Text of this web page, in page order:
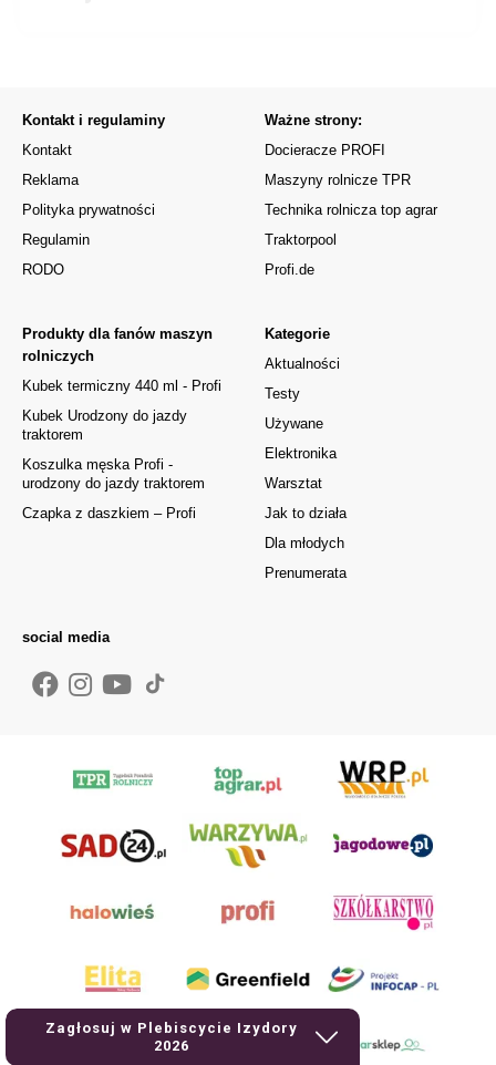
Zagłosuj w Plebiscycie Izydory
2026
Kontakt i regulaminy
Kontakt
Reklama
Polityka prywatności
Regulamin
RODO
Kategorie
Aktualności
Testy
Używane
Elektronika
Warsztat
Jak to działa
Dla młodych
Prenumerata
Produkty dla fanów maszyn
rolniczych
Kubek termiczny 440 ml - Profi
Kubek Urodzony do jazdy
traktorem
Koszulka męska Profi -
urodzony do jazdy traktorem
Czapka z daszkiem – Profi
Ważne strony:
Docieracze PROFI
Maszyny rolnicze TPR
Technika rolnicza top agrar
Traktorpool
Profi.de
social media